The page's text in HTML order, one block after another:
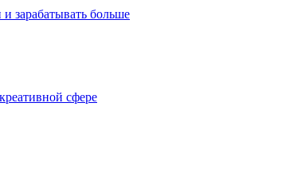
зарабатывать больше
сфере